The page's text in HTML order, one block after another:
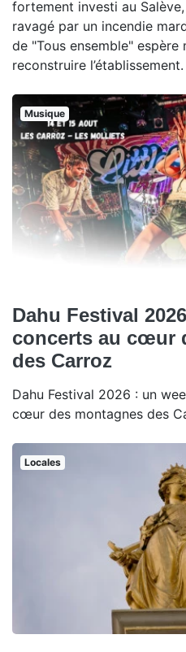
fortement investi au
ravagé par un incendie
de "Tous ensemble"
reconstruire l’établissement.
Musique
Dahu Festival
concerts au cœur
des Carroz
Dahu Festival 2026 : un
cœur des montagnes des
Locales